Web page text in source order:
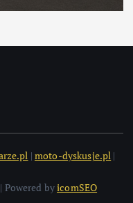
| moto-dyskusje.pl |
Powered byicomSEO